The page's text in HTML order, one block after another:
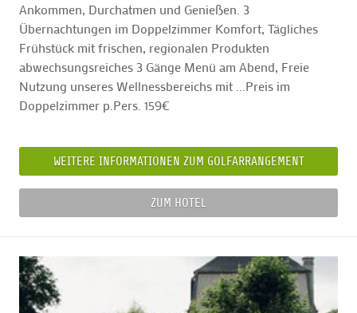
Ankommen, Durchatmen und Genießen. 3
Übernachtungen im Doppelzimmer Komfort, Tägliches
Frühstück mit frischen, regionalen Produkten
abwechsungsreiches 3 Gänge Menü am Abend, Freie
Nutzung unseres Wellnessbereichs mit ...Preis im
Doppelzimmer p.Pers. 159€
WEITERE INFORMATIONEN ZUM GOLFARRANGEMENT
ZUM HOTEL